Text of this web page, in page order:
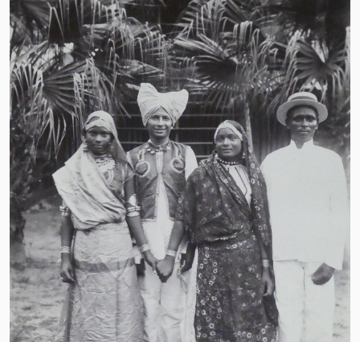
ONTDEK DE
FOTOCOLLECTIE UIT
EN OVER SURINAME
Het afgelopen jaar is hard gewerkt aan
het ontsluiten van fotoalbums uit of over